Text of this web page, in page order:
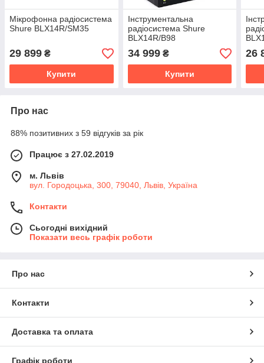
Мікрофонна радіосистема
Shure BLX14R/SM35
29 899 ₴
Купити
Інструментальна
радіосистема Shure
BLX14R/B98
34 999₴
Купити
26
Про нас
88% позитивних з 59 відгуків за рік
Працює з 27.02.2019
м. Львів
вул. Городоцька, 300, 79040, Львів, Україна
Контакти
Сьогодні вихідний
Показати весь графік роботи
Про нас
Контакти
Доставка та оплата
Графік роботи